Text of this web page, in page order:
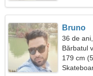
Bruno
36 de
Bărbatul
179 cm